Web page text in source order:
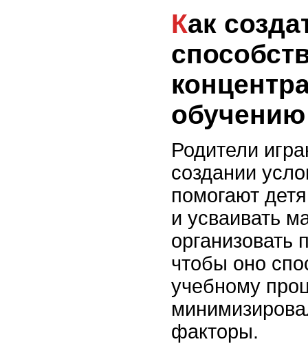
Как создать дома среду,
обучению
Родители
создании
помогают
и усваивать
организовать
чтобы оно
учебному
факторы.